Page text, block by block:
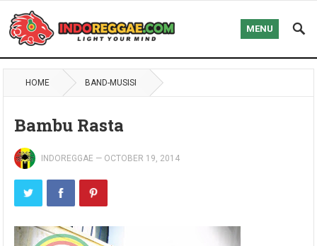
MENU
HOME BAND-MUSISI
Bambu Rasta
INDOREGGAE — OCTOBER 19, 2014